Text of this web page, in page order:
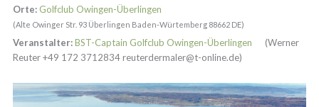
Orte: Golfclub Owingen-Überlingen
(Alte Owinger Str. 93 Überlingen Baden-Würtemberg 88662 DE)
Veranstalter:BST-Captain Golfclub Owingen-Überlingen
(Werner
Reuter +49 172 3712834 reuterdermaler@t-online.de)